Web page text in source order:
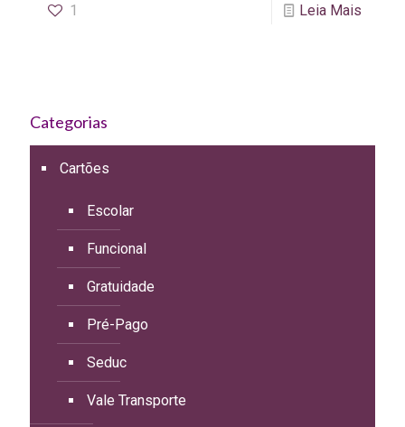
1 Leia Mais
Categorias
Cartões
Escolar
Funcional
Gratuidade
Pré-Pago
Seduc
Vale Transporte